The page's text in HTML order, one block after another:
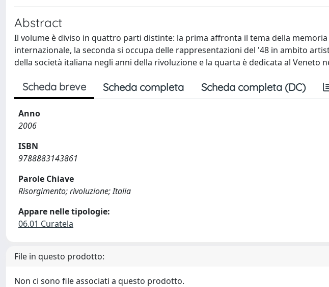
Abstract
Il volume è diviso in quattro parti distinte: la prima affronta il tema della
internazionale, la seconda si occupa delle rappresentazioni del '48 in ambito
della società italiana negli anni della rivoluzione e la quarta è dedicata al Veneto
Scheda breve Scheda completa Scheda completa (DC)
Anno
2006
ISBN
9788883143861
Parole Chiave
Risorgimento; rivoluzione; Italia
Appare nelle tipologie:
06.01 Curatela
File in questo prodotto:
Non ci sono file associati a questo prodotto.